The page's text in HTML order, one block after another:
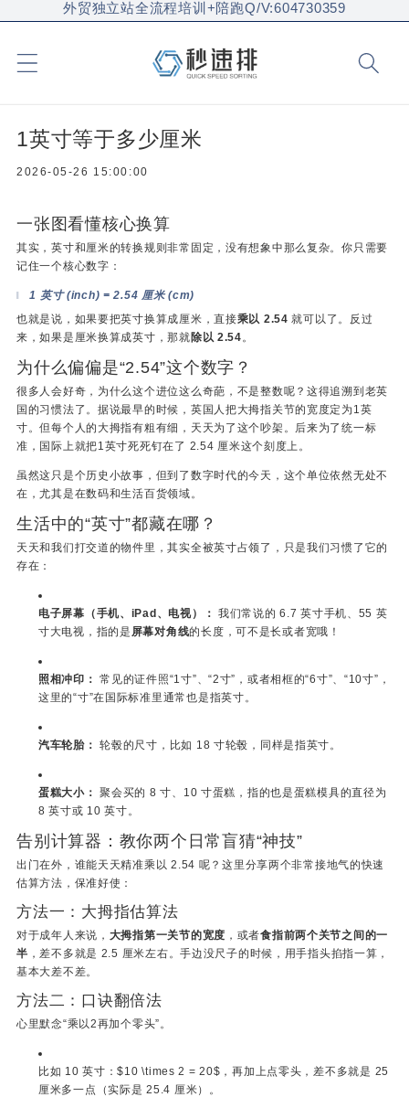
外贸独立站全流程培训+陪跑Q/V:604730359
1英寸等于多少厘米
2026-05-26 15:00:00
一张图看懂核心换算
其实，英寸和厘米的转换规则非常固定，没有想象中那么复杂。你只需要
记住一个核心数字：
1 英寸 (inch) = 2.54 厘米 (cm)
也就是说，如果要把英寸换算成厘米，直接乘以 2.54 就可以了。反过
来，如果是厘米换算成英寸，那就除以 2.54 。
为什么偏偏是“2.54”这个数字？
很多人会好奇，为什么这个进位这么奇葩，不是整数呢？这得追溯到老英
国的习惯法了。据说最早的时候，英国人把大拇指关节的宽度定为1英
寸。但每个人的大拇指有粗有细，天天为了这个吵架。后来为了统一标
准，国际上就把1英寸死死钉在了 2.54 厘米这个刻度上。
虽然这只是个历史小故事，但到了数字时代的今天，这个单位依然无处不
在，尤其是在数码和生活百货领域。
生活中的“英寸”都藏在哪？
天天和我们打交道的物件里，其实全被英寸占领了，只是我们习惯了它的
存在：
电子屏幕（手机、iPad、电视）： 我们常说的 6.7 英寸手机、55 英
寸大电视，指的是 屏幕对角线的长度，可不是长或者宽哦！
照相冲印： 常见的证件照“1寸”、“2寸”，或者相框的“6寸”、“10寸”，
这里的“寸”在国际标准里通常也是指英寸。
汽车轮胎： 轮毂的尺寸，比如 18 寸轮毂，同样是指英寸。
蛋糕大小： 聚会买的 8 寸、10 寸蛋糕，指的也是蛋糕模具的直径为
8 英寸或 10 英寸。
告别计算器：教你两个日常盲猜“神技”
出门在外，谁能天天精准乘以 2.54 呢？这里分享两个非常接地气的快速
估算方法，保准好使：
方法一：大拇指估算法
对于成年人来说， 大拇指第一关节的宽度 ，或者食指前两个关节之间的一
半 ，差不多就是 2.5 厘米左右。手边没尺子的时候，用手指头掐指一算，
基本大差不差。
方法二：口诀翻倍法
心里默念“乘以2再加个零头”。
比如 10 英寸：$10 \times 2 = 20$ ，再加上点零头，差不多就是 25
厘米多一点（实际是 25.4 厘米）。